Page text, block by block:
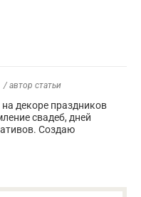
/ автор статьи
декоре праздников
свадеб, дней
Создаю